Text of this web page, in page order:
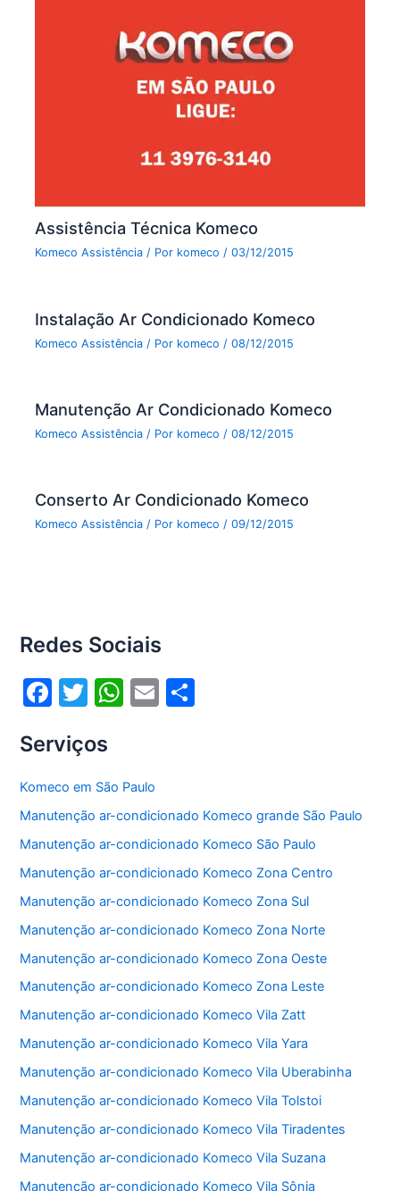
Assistência Técnica Komeco
Komeco Assistência / Por komeco/03/12/2015
Instalação Ar Condicionado Komeco
Komeco Assistência / Por komeco /08/12/2015
Manutenção Ar Condicionado Komeco
Komeco Assistência / Por komeco /08/12/2015
Conserto Ar Condicionado Komeco
Komeco Assistência / Por komeco/09/12/2015
Redes Sociais
F
c
e
b
o
o
k
T
itt
er
W
s
A
p
p
E
Serviços
Komeco em São Paulo
Manutenção ar-condicionado Komeco grande São Paulo
Manutenção ar-condicionado Komeco São Paulo
Manutenção ar-condicionado Komeco Zona Centro
Manutenção ar-condicionado Komeco Zona Sul
Manutenção ar-condicionado Komeco Zona Norte
Manutenção ar-condicionado Komeco Zona Oeste
Manutenção ar-condicionado Komeco Zona Leste
Manutenção ar-condicionado Komeco Vila Zatt
Manutenção ar-condicionado Komeco Vila Yara
Manutenção ar-condicionado Komeco Vila Uberabinha
Manutenção ar-condicionado Komeco Vila Tolstoi
Manutenção ar-condicionado Komeco Vila Tiradentes
Manutenção ar-condicionado Komeco Vila Suzana
Manutenção ar-condicionado Komeco Vila Sônia